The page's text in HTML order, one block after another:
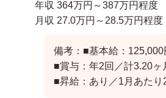
年収 364万円～387万円程
月収 27.0万円～28.5万円程
備考：■基本給：125,000
■賞与：年2回／計3.20ヶ
■昇給：あり／1月あたり